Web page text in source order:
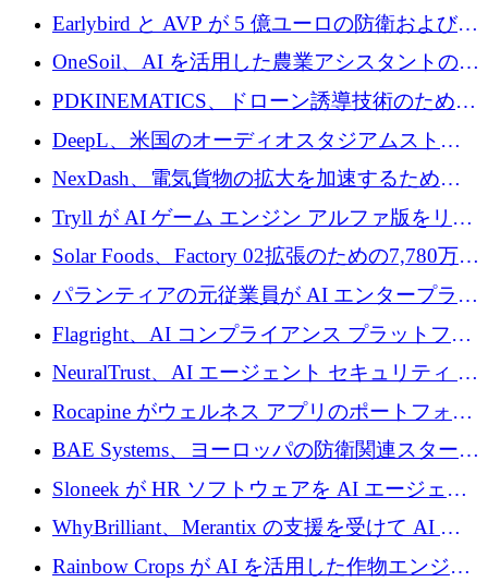
ユーロでMinisaを支援
Earlybird と AVP が 5 億ユーロの防衛および二
重用途の成長基金である E2D を立ち上げる
OneSoil、AI を活用した農業アシスタントの拡
大に​​ 100 万ユーロを確保
PDKINEMATICS、ドローン誘導技術のために
200 万ユーロを調達
DeepL、米国のオーディオスタジアムストリ
ーミング事業Mixhaloを買収
NexDash、電気貨物の拡大を加速するために
EIT Urban Mobilityから250万ユーロを確保
Tryll が AI ゲーム エンジン アルファ版をリリ
ースし、60 万ドルのプレシード資金を確保
Solar Foods、Factory 02拡張のための7,780万ユ
ーロの資金調達パッケージを獲得
パランティアの元従業員が AI エンタープライ
ズ スタートアップの Conduct に 6,000 万ドル
を調達
Flagright、AI コンプライアンス プラットフォ
ームを拡張するためにシリーズ A で 1,250 万
ドルを確保
NeuralTrust、AI エージェント セキュリティ プ
ラットフォームの拡張に 2,000 万ドルを調達
Rocapine がウェルネス アプリのポートフォリ
オを拡大するためにシリーズ A で 1,300 万ド
ルを調達
BAE Systems、ヨーロッパの防衛関連スタート
アップの規模拡大を支援するために 5,000 万
ユーロの支援を開始
Sloneek が HR ソフトウェアを AI エージェン
トに変えるために 600 万ドルを調達
WhyBrilliant、Merantix の支援を受けて AI 求
人マッチングを拡大するために 100 万ユーロ
Rainbow Crops が AI を活用した作物エンジニ